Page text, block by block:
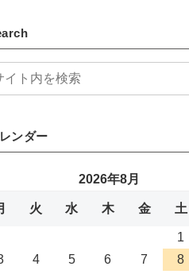
ンダー
2026年8月
火 水 木 金 土
1
4 5 6 7 8